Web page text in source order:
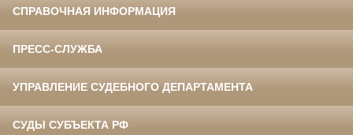
СПРАВОЧНАЯ ИНФОРМАЦИЯ
ПРЕСС-СЛУЖБА
УПРАВЛЕНИЕ СУДЕБНОГО ДЕПАРТАМЕНТА
СУДЫ СУБЪЕКТА РФ